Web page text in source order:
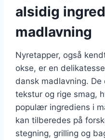
alsidig
madlavning
Nyretapper, også
okse, er en
dansk madlavning.
tekstur og rige smag,
populær ingrediens i
kan tilberedes på
stegning, grilling og